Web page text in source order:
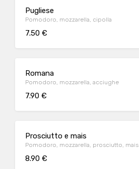
Pugliese
Pomodoro, mozzarella, cipolla
7.50 €
Romana
Pomodoro, mozzarella, acciughe
7.90 €
Prosciutto e mais
Pomodoro, mozzarella, prosciutto, mais
8.90 €